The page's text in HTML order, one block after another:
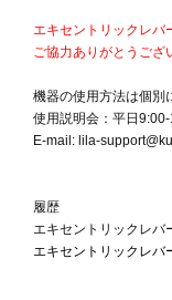
エキセントリックレバ
ご協力ありがとうご
機器の使用方法は個別
使用説明会：平日
E-mail: lila-
履歴
エキセントリックレ
エキセントリックレバ